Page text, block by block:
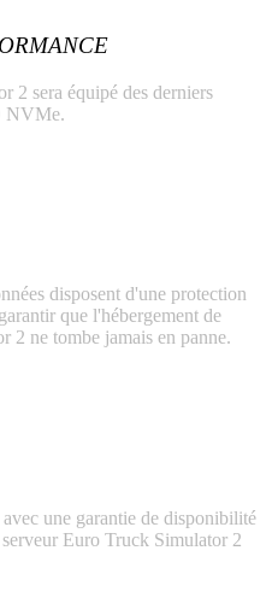
2 sera équipé des derniers
NVMe.
disposent d'une protection
que l'hébergement de
2 ne tombe jamais en panne.
une garantie de disponibilité
Euro Truck Simulator 2